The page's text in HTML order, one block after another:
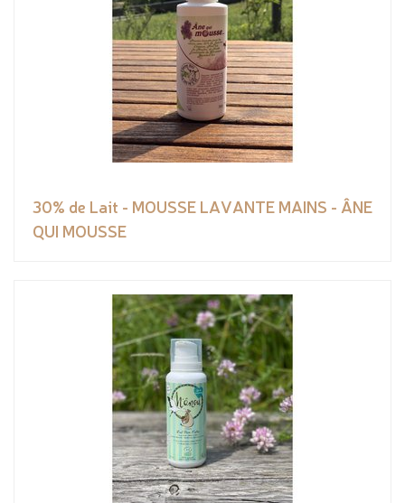
30% de Lait - MOUSSE LAVANTE MAINS - ÂNE
QUI MOUSSE